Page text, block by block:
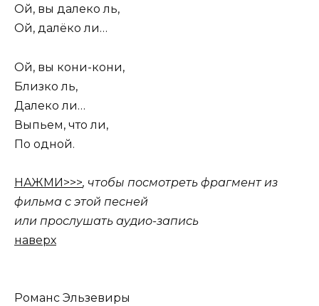
Ой, вы далеко ль,
Ой, далёко ли…
Ой, вы кони-кони,
Близко ль,
Далеко ли…
Выпьем, что ли,
По одной.
НАЖМИ>>>, чтобы посмотреть фрагмент из
фильма с этой песней
или прослушать аудио-запись
наверх
Романс Эльзевиры